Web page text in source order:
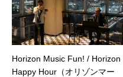
Horizon Music Fun! / Horizon
Happy Hour（オリゾンマー